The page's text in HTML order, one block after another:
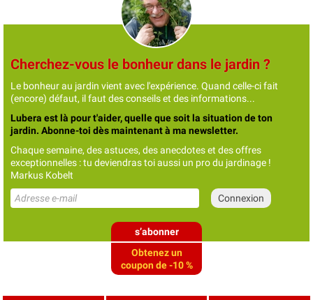
Cherchez-vous le bonheur dans le jardin ?
Le bonheur au jardin vient avec l'expérience. Quand celle-ci fait
(encore) défaut, il faut des conseils et des informations...
Lubera est là pour t'aider, quelle que soit la situation de ton
jardin. Abonne-toi dès maintenant à ma newsletter.
Chaque semaine, des astuces, des anecdotes et des offres
exceptionnelles : tu deviendras toi aussi un pro du jardinage !
Markus Kobelt
s’abonner
Obtenez un
coupon de -10 %